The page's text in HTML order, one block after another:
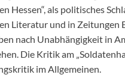
Hessen“, als politisches
Literatur und in Zeitungen
nach Unabhängigkeit in
Die Kritik am
im Allgemeinen.